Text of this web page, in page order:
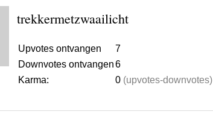
trekkermetzwaailicht
Upvotes ontvangen
7
Downvotes ontvangen6
Karma:
0 (upvotes-downvotes)